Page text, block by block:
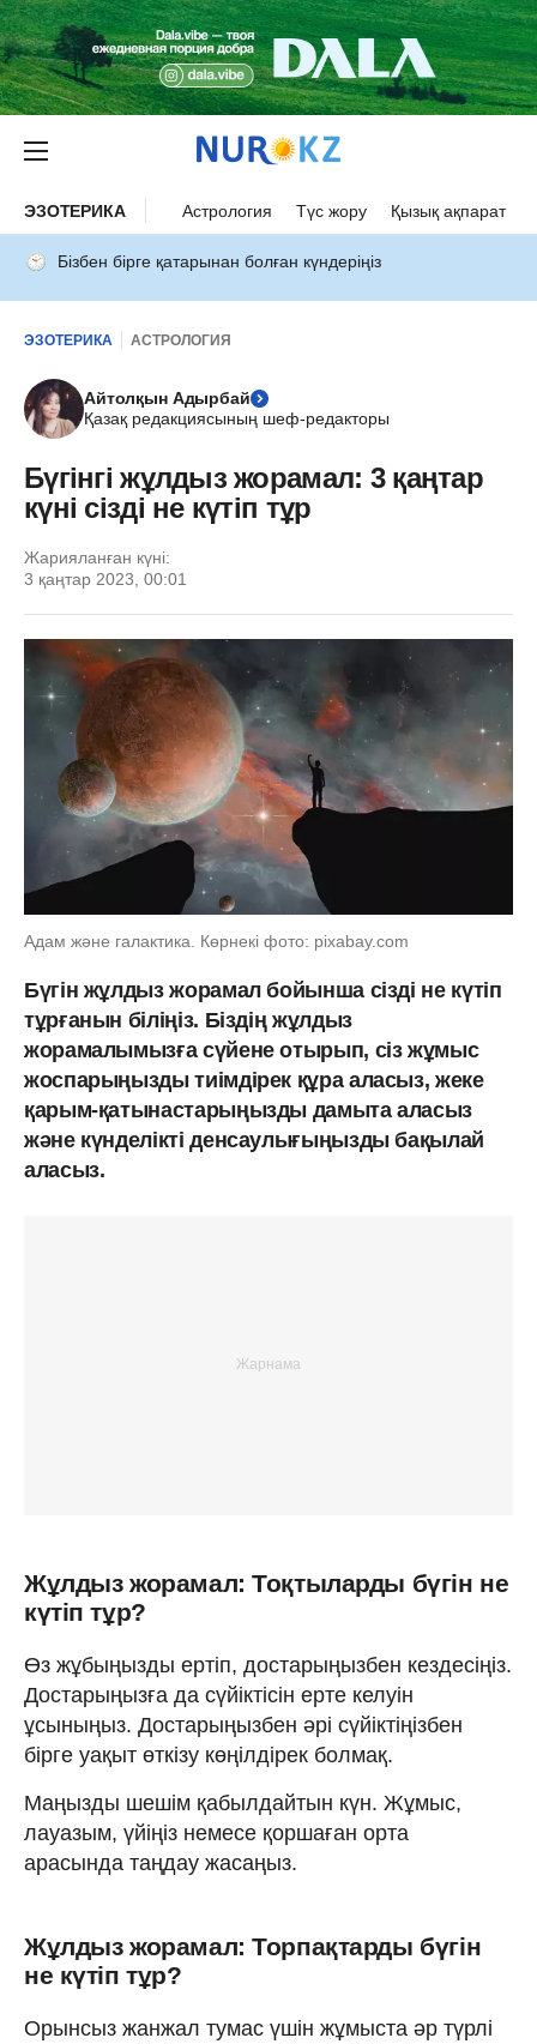
ЭЗОТЕРИКА Астрология Түс жору Қызық ақпарат
Бізбен бірге қатарынан болған күндеріңіз
ЭЗОТЕРИКА АСТРОЛОГИЯ
Айтолқын Адырбай
Қазақ редакциясының шеф-редакторы
Бүгінгі жұлдыз жорамал: 3 қаңтар
күні сізді не күтіп тұр
Жарияланған күні:
3 қаңтар 2023, 00:01
Адам және галактика. Көрнекі фото: pixabay.com
Бүгін жұлдыз жорамал бойынша сізді не күтіп
тұрғанын біліңіз. Біздің жұлдыз
жорамалымызға сүйене отырып, сіз жұмыс
жоспарыңызды тиімдірек құра аласыз, жеке
қарым-қатынастарыңызды дамыта аласыз
және күнделікті денсаулығыңызды бақылай
аласыз.
Жұлдыз жорамал: Тоқтыларды бүгін не
күтіп тұр?
Өз жұбыңызды ертіп, достарыңызбен кездесіңіз.
Достарыңызға да сүйіктісін ерте келуін
ұсыныңыз. Достарыңызбен әрі сүйіктіңізбен
бірге уақыт өткізу көңілдірек болмақ.
Маңызды шешім қабылдайтын күн. Жұмыс,
лауазым, үйіңіз немесе қоршаған орта
арасында таңдау жасаңыз.
Жұлдыз жорамал: Торпақтарды бүгін
не күтіп тұр?
Орынсыз жанжал тумас үшін жұмыста әр түрлі